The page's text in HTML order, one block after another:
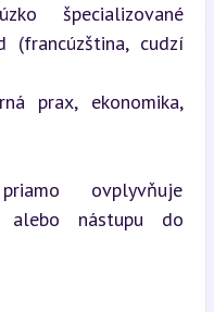
špecializované
(francúzština, cudzí
prax, ekonomika,
ovplyvňuje
alebo nástupu do